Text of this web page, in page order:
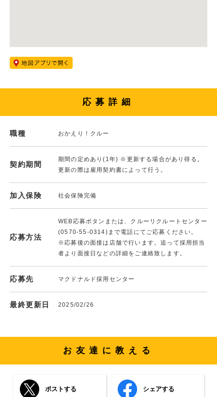
応募詳細
職種 おかえり！クルー
契約期間
期間の定めあり(1年) ※更新する場合があり得る。
更新の際は雇用契約書によって行う。
加入保険 社会保険完備
応募方法
WEB応募ボタンまたは、クルーリクルートセンター
(0570-55-0314)まで電話にてご応募ください。
※応募後の面接は店舗で行います。追って採用担当
者より面接日などの詳細をご連絡致します。
応募先 マクドナルド採用センター
最終更新日 2025/02/26
お友達に教える
ポストする シェアする